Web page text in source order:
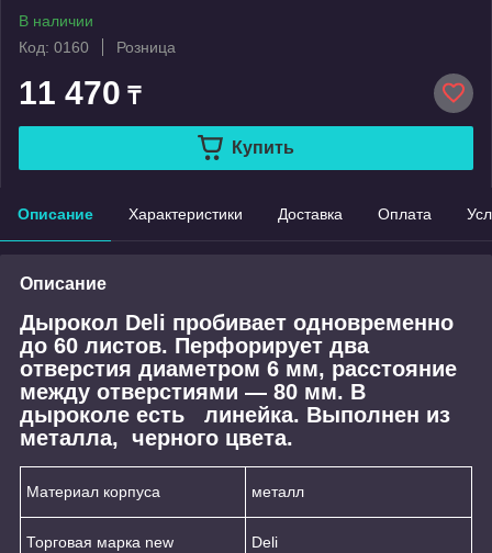
В наличии
Код: 0160
Розница
11 470 ₸
Купить
Описание Характеристики Доставка Оплата
Описание
Дырокол Deli пробивает одновременно
до 60 листов. Перфорирует два
отверстия диаметром 6 мм, расстояние
между отверстиями — 80 мм. В
дыроколе есть линейка. Выполнен из
металла, черного цвета.
Материал корпуса металл
Торговая марка new Deli